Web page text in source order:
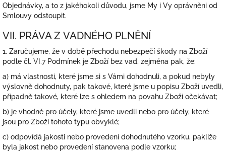
Objednávky, a to z jakéhokoli důvodu, jsme My i Vy oprávněni od
Smlouvy odstoupit.
VII. PRÁVA Z VADNÉHO PLNĚNÍ
1. Zaručujeme, že v době přechodu nebezpečí škody na Zboží
podle čl. VI.7Podmínek je Zboží bez vad, zejména pak, že:
a) má vlastnosti, které jsme si s Vámi dohodnuli, a pokud nebyly
výslovně dohodnuty, pak takové, které jsme u popisu Zboží uvedli,
případně takové, které lze s ohledem na povahu Zboží očekávat;
b) je vhodné pro účely, které jsme uvedli nebo pro účely, které
jsou pro Zboží tohoto typu obvyklé;
c) odpovídá jakosti nebo provedení dohodnutého vzorku, pakliže
byla jakost nebo provedení stanovena podle vzorku;